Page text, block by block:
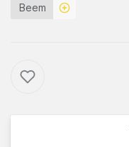
Beem